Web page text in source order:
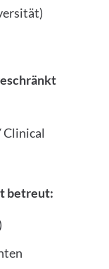
Clinical
betreut: